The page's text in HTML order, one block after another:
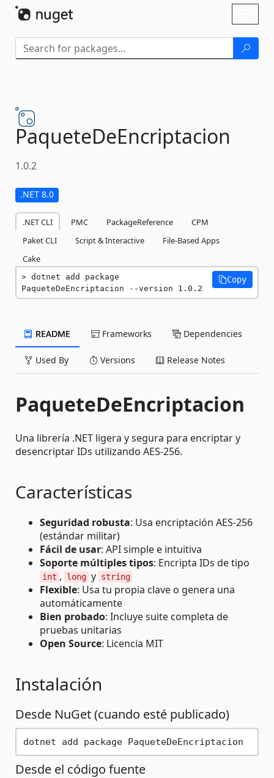
PaqueteDeEncriptacion
1.0.2
.NET 8.0
.NET CLI PMC PackageReference
CPM
Paket CLI
Script & Interactive
File-Based Apps
Cake
dotnet add package
PaqueteDeEncriptacion --version 1.0.2
Copy
README Frameworks Dependencies
Used By Versions Release Notes
PaqueteDeEncriptacion
Una librería .NET ligera y segura para encriptar y
desencriptar IDs utilizando AES-256.
Características
Seguridad robusta: Usa encriptación AES-256
(estándar militar)
Fácil de usar: API simple e intuitiva
Soporte múltiples tipos: Encripta IDs de tipo
int , long y string
Flexible: Usa tu propia clave o genera una
automáticamente
Bien probado: Incluye suite completa de
pruebas unitarias
Open Source: Licencia MIT
Instalación
Desde NuGet (cuando esté publicado)
Desde el código fuente